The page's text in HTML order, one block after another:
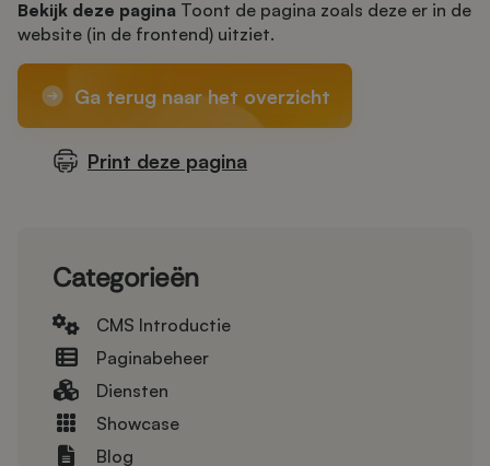
Bekijk deze pagina Toont de pagina zoals deze er in de
website (in de frontend) uitziet.
Ga terug naar het overzicht
Print deze pagina
Categorieën
CMS Introductie
Paginabeheer
Diensten
Showcase
Blog